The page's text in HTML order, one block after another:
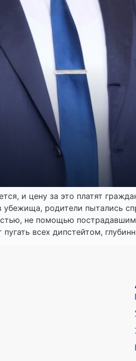
и цену за это платят
родители пытались
не помощью
всех дипстейтом,